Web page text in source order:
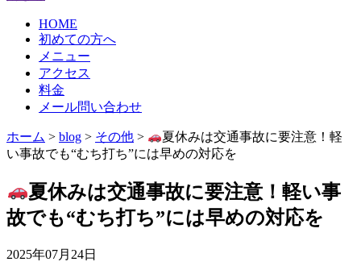
HOME
初めての方へ
メニュー
アクセス
料金
メール問い合わせ
ホーム > blog > その他 >
夏休みは交通事故に要注意！軽
い事故でも“むち打ち”には早めの対応を
夏休みは交通事故に要注意！軽い事
故でも“むち打ち”には早めの対応を
2025年07月24日